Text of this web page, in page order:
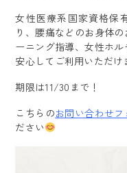
女性医療系国家資格保
り、腰痛などのお身体
ーニング指導、女性ホル
安心してご利用いただけ
期限は11/30まで！
こちらのお問い合わせフ
ださい